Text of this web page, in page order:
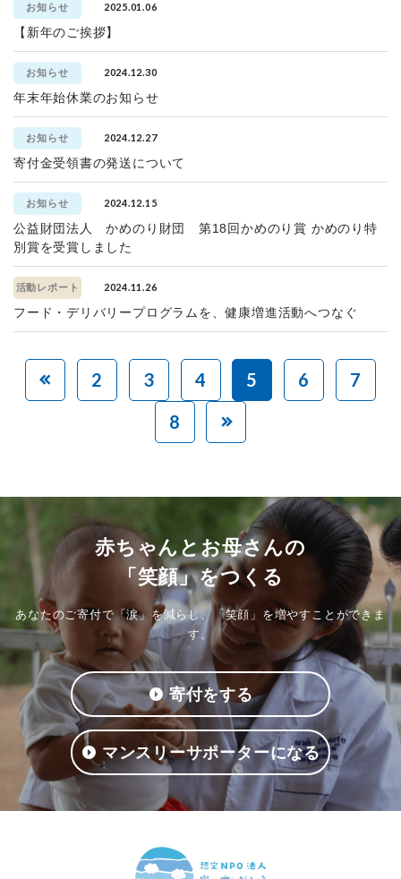
お知らせ 2025.01.06
【新年のご挨拶】
お知らせ 2024.12.30
年末年始休業のお知らせ
お知らせ 2024.12.27
寄付金受領書の発送について
お知らせ 2024.12.15
公益財団法人 かめのり財団 第18回かめのり賞 かめのり特
別賞を受賞しました
活動レポート 2024.11.26
フード・デリバリープログラムを、健康増進活動へつなぐ
2 3 4 5 6
7
8
赤ちゃんとお母さんの
「笑顔」をつくる
あなたのご寄付で「涙」を減らし、「笑顔」を増やすことができま
す。
寄付をする
マンスリーサポーターになる